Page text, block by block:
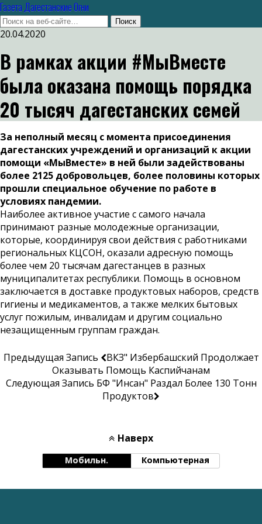
Газета Дагестанские Огни
20.04.2020
В рамках акции #МыВместе
была оказана помощь порядка
20 тысяч дагестанских семей
За неполный месяц с момента присоединения
дагестанских учреждений и организаций к акции
помощи «МыВместе» в ней были задействованы
более 2125 добровольцев, более половины которых
прошли специальное обучение по работе в
условиях пандемии.
Наиболее активное участие с самого начала
принимают разные молодежные организации,
которые, координируя свои действия с работниками
региональных КЦСОН, оказали адресную помощь
более чем 20 тысячам дагестанцев в разных
муниципалитетах республики. Помощь в основном
заключается в доставке продуктовых наборов, средств
гигиены и медикаментов, а также мелких бытовых
услуг пожилым, инвалидам и другим социально
незащищенным группам граждан.
Предыдущая Запись
ВКЗ" Избербашский Продолжает
Оказывать Помощь Каспийчанам
Следующая Запись БФ "Инсан" Раздал Более 130 Тонн
Продуктов
Наверх
Мобильн. Компьютерная